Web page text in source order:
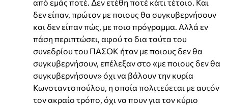
από εμάς ποτέ. Δεν ετέθη ποτέ κάτι τέτοιο. Και
δεν είπαν, πρώτον με ποιους θα συγκυβερνήσουν
και δεν είπαν πώς, με ποιο πρόγραμμα. Αλλά εν
πάση περιπτώσει, αφού το δια ταύτα του
συνεδρίου του ΠΑΣΟΚ ήταν με ποιους δεν θα
συγκυβερνήσουν, επέλεξαν στο «με ποιους δεν θα
συγκυβερνήσουν» όχι να βάλουν την κυρία
Κωνσταντοπούλου, η οποία πολιτεύεται με αυτόν
τον ακραίο τρόπο, όχι να πουν για τον κύριο